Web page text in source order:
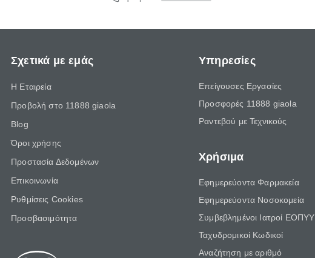
Σχετικά με εμάς
Η Εταιρεία
Προβολή στο 11888 giaola
Blog
Όροι χρήσης
Προστασία Δεδομένων
Επικοινωνία
Ρυθμίσεις Cookies
Προσβασιμότητα
Υπηρεσίες
Επείγουσες Εργασίες
Προσφορές 11888 giaola
Ραντεβού με Τεχνικούς
Χρήσιμα
Εφημερεύοντα Φαρμακεία
Εφημερεύοντα Νοσοκομεία
Συμβεβλημένοι Ιατροί ΕΟΠΥΥ
Ταχυδρομικοί Κωδικοί
Αναζήτηση με αριθμό